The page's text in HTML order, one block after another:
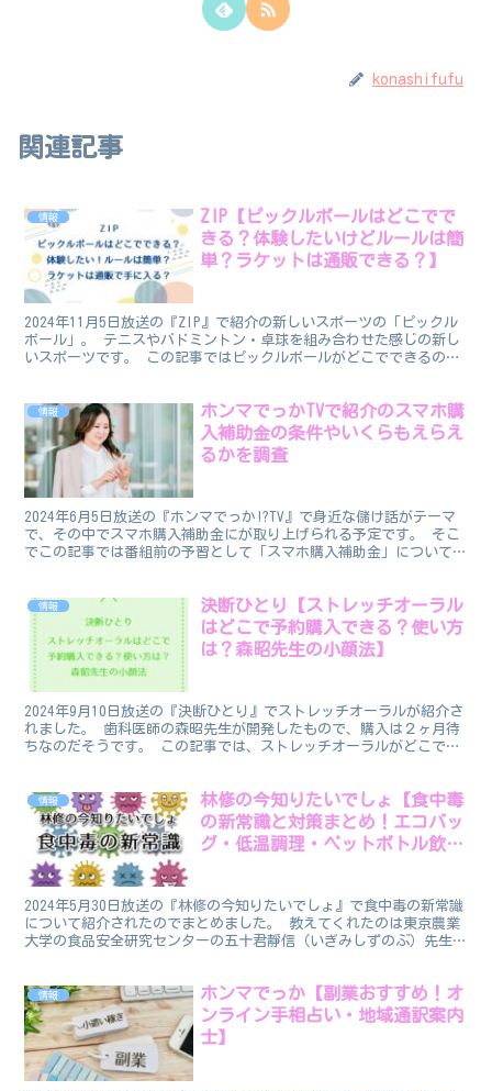
konashifufu
関連記事
情報
ZIP【ピックルボールはどこでで
きる？体験したいけどルールは簡
単？ラケットは通販できる？】
2024年11月5日放送の『ZIP』で紹介の新しいスポーツの「ピックル
ボール」。 テニスやバドミントン・卓球を組み合わせた感じの新し
いスポーツです。 この記事ではピックルボールがどこでできるの
情報
ホンマでっかTVで紹介のスマホ購
入補助金の条件やいくらもえらえ
るかを調査
2024年6月5日放送の『ホンマでっか!?TV』で身近な儲け話がテーマ
で、その中でスマホ購入補助金にが取り上げられる予定です。 そこ
でこの記事では番組前の予習として「スマホ購入補助金」について
情報
決断ひとり【ストレッチオーラル
はどこで予約購入できる？使い方
は？森昭先生の小顔法】
2024年9月10日放送の『決断ひとり』でストレッチオーラルが紹介さ
れました。 歯科医師の森昭先生が開発したもので、購入は２ヶ月待
ちなのだそうです。 この記事では、ストレッチオーラルがどこで予
情報
林修の今知りたいでしょ【食中毒
の新常識と対策まとめ！エコバッ
グ・低温調理・ペットボトル飲料
2024年5月30日放送の『林修の今知りたいでしょ』で食中毒の新常識
について紹介されたのでまとめました。 教えてくれたのは東京農業
大学の食品安全研究センターの五十君靜信（いぎみしずのぶ）先生で
情報
ホンマでっか【副業おすすめ！オ
ンライン手相占い・地域通訳案内
士】